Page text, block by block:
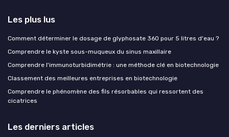
Les plus lus
Comment déterminer le dosage de glyphosate 360 pour 5 litres d'eau ?
Comprendre le kyste sous-muqueux du sinus maxillaire
Comprendre l'immunoturbidimétrie : une méthode clé en biotechnologie
Classement des meilleures entreprises en biotechnologie
Comprendre le phénomène des fils résorbables qui ressortent des
cicatrices
Les derniers articles